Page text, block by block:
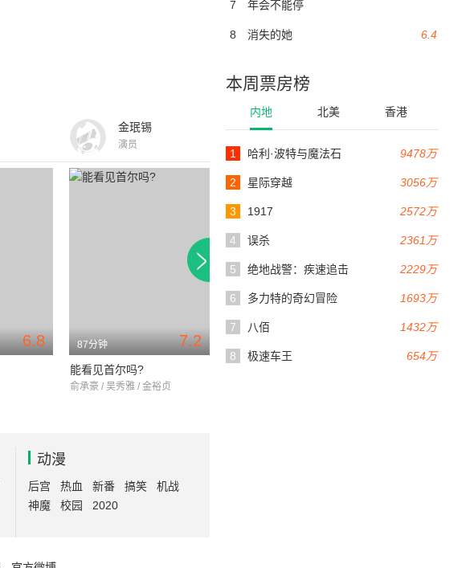
7 年会不能停
6.4
8 消失的她
本周票房榜
内地 北美 香港
9478万
1 哈利·波特与魔法石
3056万
2 星际穿越
2572万
3 1917
2361万
4 误杀
2229万
5 绝地战警：疾速追击
1693万
6 多力特的奇幻冒险
1432万
7 八佰
654万
8 极速车王
金珉锡
演员
6.8 7.2
87分钟
能看见首尔吗?
俞承豪 / 吴秀雅 / 金裕贞
动漫
后宫 热血 新番 搞笑
机战
神魔
校园 2020